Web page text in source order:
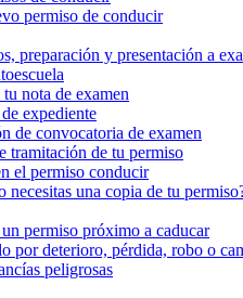
permiso de conducir
preparación y presentación a
nota de examen
expediente
de convocatoria de examen
tramitación de tu permiso
el permiso conducir
necesitas una copia de tu
permiso próximo a caducar
por deterioro, pérdida, robo o
peligrosas